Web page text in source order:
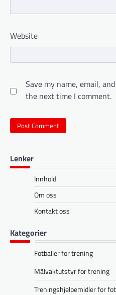
Website
Save my name, email,
the next time I comment.
Lenker
Innhold
Om oss
Kontakt oss
Kategorier
Fotballer for trening
Målvaktutstyr for trening
Treningshjelpemidler for